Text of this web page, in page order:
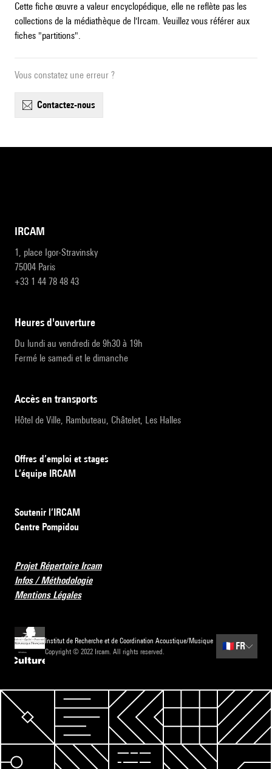
Cette fiche œuvre a valeur encyclopédique, elle ne reflète pas les
collections de la médiathèque de l'Ircam. Veuillez vous référer aux
fiches "partitions".
Vous constatez une erreur ?
contactez-nous
IRCAM
1, place Igor-Stravinsky
75004 Paris
+33 1 44 78 48 43
heures d'ouverture
Du lundi au vendredi de 9h30 à 19h
Fermé le samedi et le dimanche
accès en transports
Hôtel de Ville, Rambuteau, Châtelet, Les Halles
Offres d’emploi et stages
L’équipe IRCAM
Soutenir l’IRCAM
Centre Pompidou
Projet Répertoire Ircam
Infos / Méthodologie
Mentions Légales
Institut de Recherche et de Coordination Acoustique/Musique
Copyright © 2022 Ircam. All rights reserved.
🇫🇷 FR